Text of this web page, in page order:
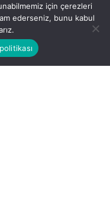
için çerezleri
ederseniz, bunu kabul